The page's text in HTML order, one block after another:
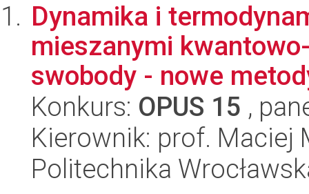
Dynamika i
mieszanymi
swobody - nowe
Konkurs: OPUS 15 ,
Kierownik: prof. Maciej
Politechnika